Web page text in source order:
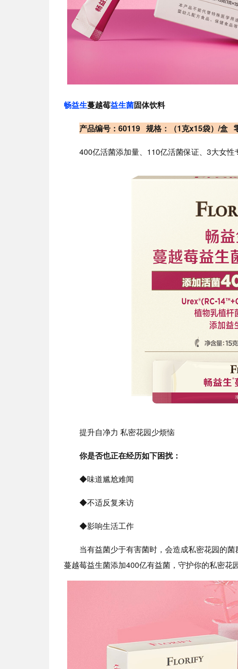
畅益生蔓越莓益生菌固体饮料
产品编号：60119 规格：（1克x15袋）/盒
400亿活菌添加量、110亿活菌保证、3大女性
提升自净力 私密花园少烦恼
你是否也正在经历如下困扰：
◆味道尴尬难闻
◆不适反复来访
◆影响生活工作
当有益菌少于有害菌时，会造成私密花园的
蔓越莓益生菌添加400亿有益菌，守护你的私密花园